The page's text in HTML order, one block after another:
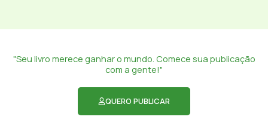
"Seu livro merece ganhar o mundo. Comece sua publicação
com a gente!"
QUERO PUBLICAR